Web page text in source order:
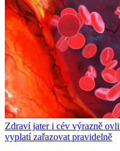
Zdraví jater i cév výrazně
vyplatí zařazovat pravidelně